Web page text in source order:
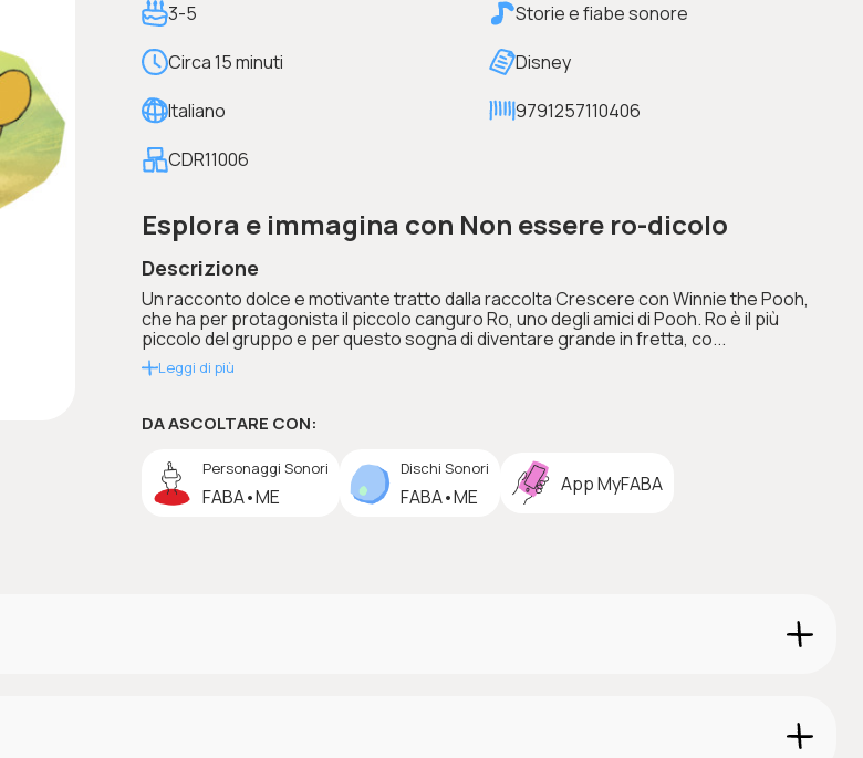
3-5
Storie e fiabe sonore
Circa 15 minuti
Disney
Italiano
9791257110406
CDR11006
Esplora e immagina con Non essere ro-dicolo
Descrizione
Un racconto dolce e motivante tratto dalla raccolta Crescere con Winnie the Pooh,
che ha per protagonista il piccolo canguro Ro, uno degli amici di Pooh. Ro è il più
piccolo del gruppo e per questo sogna di diventare grande in fretta, co...
Leggi di più
DA ASCOLTARE CON:
Personaggi Sonori
FABA•ME
Dischi Sonori
FABA•ME
App MyFABA